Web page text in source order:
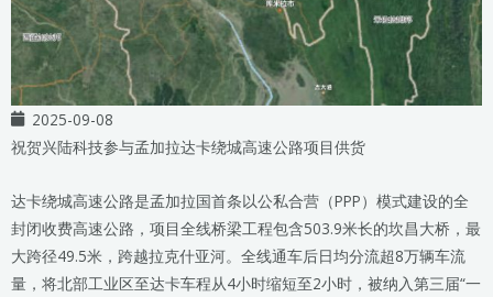
2025-09-08
祝贺兴陆科技参与孟加拉达卡绕城高速公路项目供货
达卡绕城高速公路是孟加拉国首条以公私合营（PPP）模式建设的全
封闭收费高速公路，项目全线桥梁工程包含503.9米长的坎昌大桥，最
大跨径49.5米，跨越拉克什亚河。全线通车后日均分流超8万辆车流
量，将北部工业区至达卡车程从4小时缩短至2小时，被纳入第三届“一